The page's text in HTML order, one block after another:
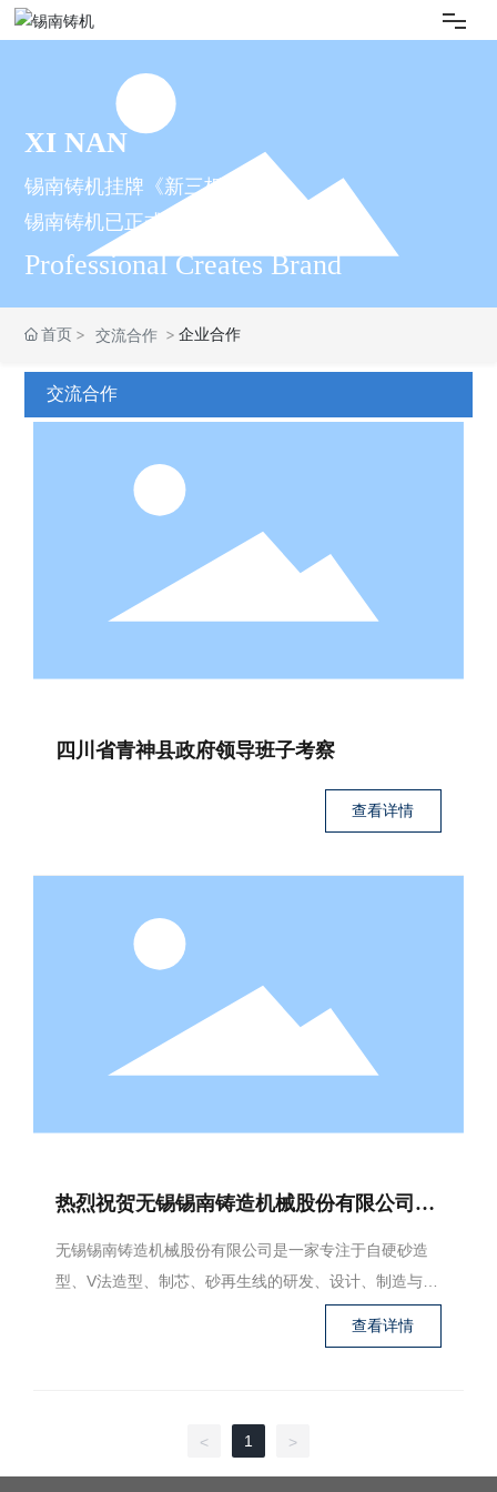
锡南铸机
新闻资讯
产品信息
企业案例
3D展厅
联系我们
XI NAN
锡南铸机挂牌《新三板》
锡南铸机已正式登陆中国资本市场
Professional Creates Brand
首页 交流合作 企业合作
交流合作
四川省青神县政府领导班子考察
查看详情
热烈祝贺无锡锡南铸造机械股份有限公司与
江苏蓝创项目组五月份就 “远程智控系统解
决方案”签约合作。
无锡锡南铸造机械股份有限公司是一家专注于自硬砂造
型、V法造型、制芯、砂再生线的研发、设计、制造与服
量，产品不断创新进步，用户遍布全国各地，并远销俄
砂、碱性酚醛树脂砂、Pep-set树脂砂）造型、制芯单机
查看详情
< 1 >